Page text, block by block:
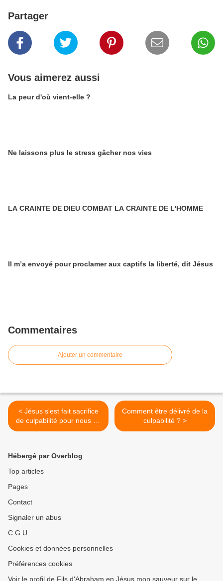
Partager
Vous aimerez aussi
La peur d'où vient-elle ?
Ne laissons plus le stress gâcher nos vies
LA CRAINTE DE DIEU COMBAT LA CRAINTE DE L'HOMME
Il m’a envoyé pour proclamer aux captifs la liberté, dit Jésus
Commentaires
Ajouter un commentaire
< Jésus s'est fait sacrifice
de culpabilité pour nous en
délivrer
Comment être délivré de la
culpabilité ? >
Hébergé par Overblog
Top articles
Pages
Contact
Signaler un abus
C.G.U.
Cookies et données personnelles
Préférences cookies
Voir le profil de Fils d'Abraham en Jésus mon sauveur sur le